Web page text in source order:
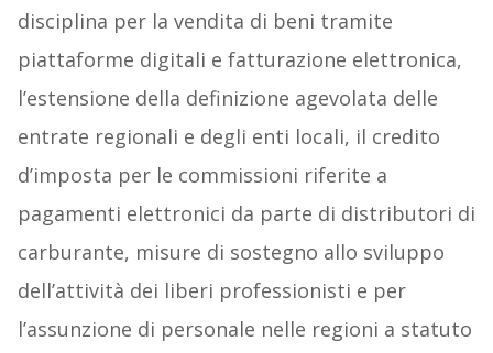
disciplina per la vendita di beni tramite
piattaforme digitali e fatturazione elettronica,
l’estensione della definizione agevolata delle
entrate regionali e degli enti locali, il credito
d’imposta per le commissioni riferite a
pagamenti elettronici da parte di distributori di
carburante, misure di sostegno allo sviluppo
dell’attività dei liberi professionisti e per
l’assunzione di personale nelle regioni a statuto